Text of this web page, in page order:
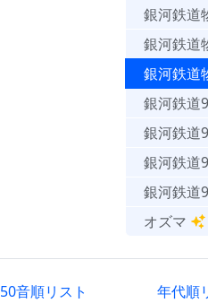
銀河鉄道
銀河鉄道
銀河鉄道
銀河鉄道
銀河鉄道
銀河鉄道
銀河鉄道
オズマ
50音順リスト 年代順